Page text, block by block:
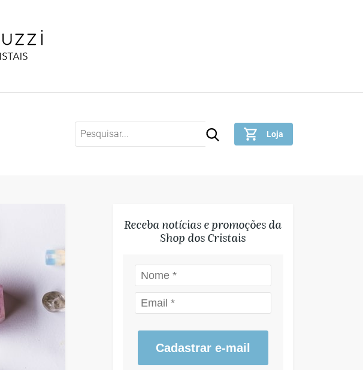
dos Cristais | Pedras Preciosas
Loja
pedras e cristais que emanam energia positiva
Receba notícias e promoções da
Shop dos Cristais
Cadastrar e-mail